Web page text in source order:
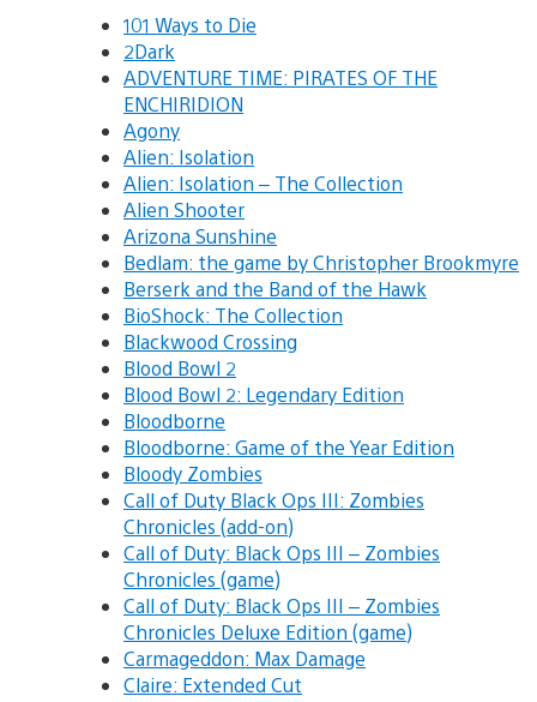
101 Ways to Die
2Dark
ADVENTURE TIME: PIRATES OF THE
ENCHIRIDION
Agony
Alien: Isolation
Alien: Isolation – The Collection
Alien Shooter
Arizona Sunshine
Bedlam: the game by Christopher Brookmyre
Berserk and the Band of the Hawk
BioShock: The Collection
Blackwood Crossing
Blood Bowl 2
Blood Bowl 2: Legendary Edition
Bloodborne
Bloodborne: Game of the Year Edition
Bloody Zombies
Call of Duty Black Ops III: Zombies
Chronicles (add-on)
Call of Duty: Black Ops III – Zombies
Chronicles (game)
Call of Duty: Black Ops III – Zombies
Chronicles Deluxe Edition (game)
Carmageddon: Max Damage
Claire: Extended Cut